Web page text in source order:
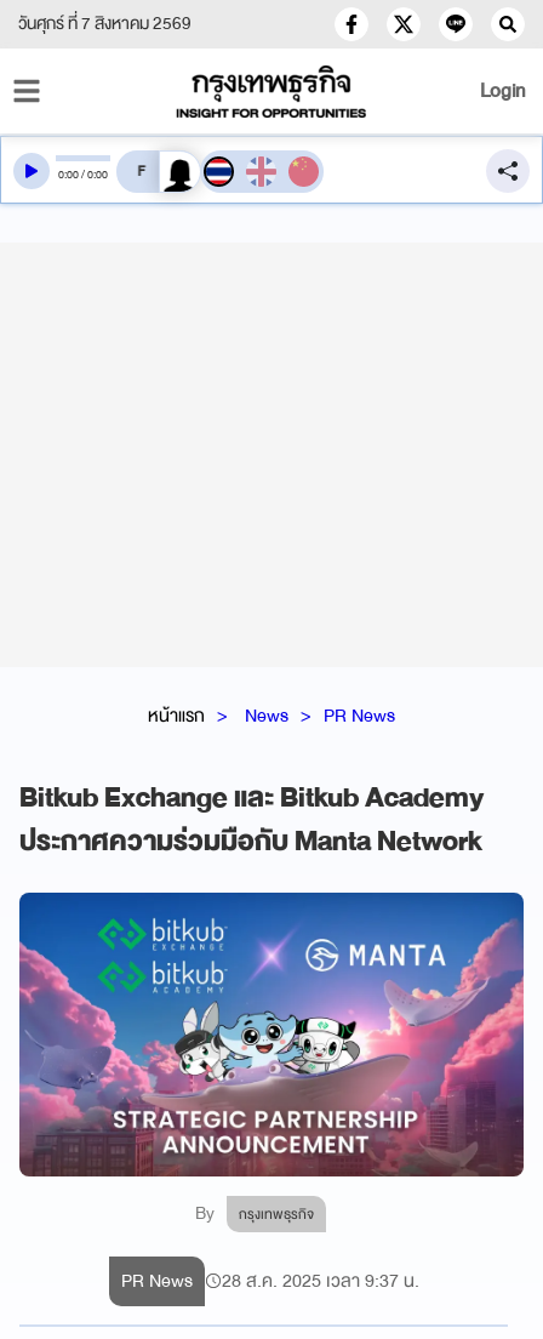
วันศุกร์ ที่ 7 สิงหาคม 2569
Login
หน้าแรก News PR News
Bitkub Exchange และ Bitkub Academy
ประกาศความร่วมมือกับ Manta Network
By กรุงเทพธุรกิจ
0:00/0:00 สลับเสียงอ่าน
PR News 28 ส.ค. 2025 เวลา 9:37 น.